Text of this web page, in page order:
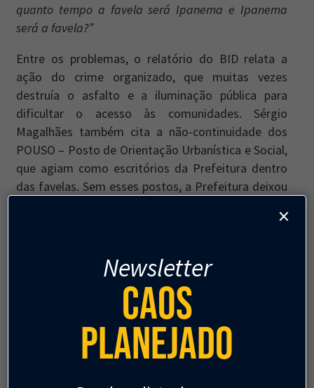
quanto tempo a favela será Ipanema e Ipanema
será a favela?”
Entre os problemas, o relatório do BID relata a
ação do crime organizado, que muitas vezes
destruía o asfalto e a iluminação pública para
dificultar o acesso às comunidades. Sérgio
Magalhães também cita a não-continuidade dos
POUSO – Posto de Orientação Urbanística e Social,
que agiam como escritórios da Prefeitura dentro
das favelas. Sem esses postos, a Prefeitura deixou
acompanhar a necessidade de reparos na
sobre o avanço do crime organizado.
Newsletter
Caos
Planejado
×